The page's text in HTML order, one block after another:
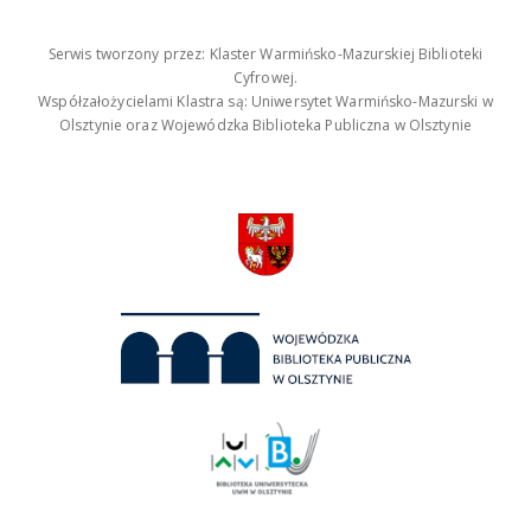
Serwis tworzony przez: Klaster Warmińsko-Mazurskiej Biblioteki
Cyfrowej.
Współzałożycielami Klastra są: Uniwersytet Warmińsko-Mazurski w
Olsztynie oraz Wojewódzka Biblioteka Publiczna w Olsztynie